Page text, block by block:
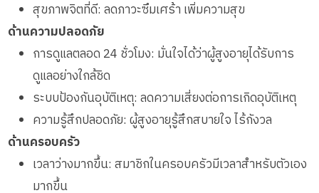
สุขภาพจิตที่ดี: ลดภาวะซึมเศร้า เพิ่มความสุข
ด้านความปลอดภัย
การดูแลตลอด 24 ชั่วโมง: มั่นใจได้ว่าผู้สูงอายุได้รับการ
ดูแลอย่างใกล้ชิด
ระบบป้องกันอุบัติเหตุ: ลดความเสี่ยงต่อการเกิดอุบัติเหตุ
ความรู้สึกปลอดภัย: ผู้สูงอายุรู้สึกสบายใจ ไร้กังวล
ด้านครอบครัว
เวลาว่างมากขึ้น: สมาชิกในครอบครัวมีเวลาสำหรับตัวเอง
มากขึ้น